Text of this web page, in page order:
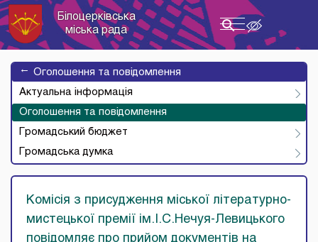
Toggle
navigation
Білоцерківська
міська рада
→ Оголошення та повідомлення
Актуальна інформація
Оголошення та повідомлення
Громадський бюджет
Громадська думка
Комісія з присудження міської літературно-
мистецької премії ім.І.С.Нечуя-Левицького
повідомляє про прийом документів на